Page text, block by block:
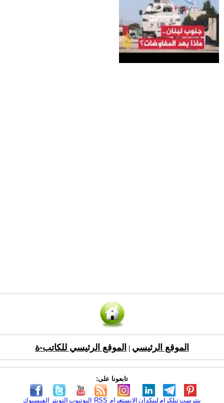
الموقع الرئيسي الموقع الرئيسي للكاتب-ة
تابعونا على:
الفيسبوك التويتر اليوتيوب RSS الانستغرام لينكدإن تيلكرامبنترست